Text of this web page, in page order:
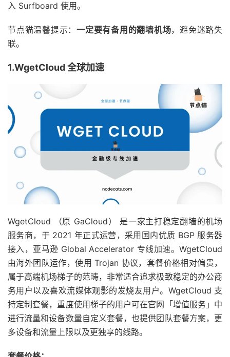
入 Surfboard 使用。
节点猫温馨提示： 一定要有备用的翻墙机场，避免迷路失
联。
1.WgetCloud 全球加速
WgetCloud （原 GaCloud） 是一家主打稳定翻墙的机场
服务商，于 2021 年正式运营，采用国内优质 BGP 服务器
接入，亚马逊 Global Accelerator 专线加速。WgetCloud
由海外团队运作，使用 Trojan 协议，套餐价格相对偏贵，
属于高端机场梯子的范畴，非常适合追求极致稳定的办公商
务用户以及喜欢流媒体观影的发烧友用户。WgetCloud 支
持定制套餐，重度使用梯子的用户可在官网「增值服务」中
进行流量和设备数量自定义套餐，也提供团队套餐方案，更
多设备和流量上限以及更独享的线路。